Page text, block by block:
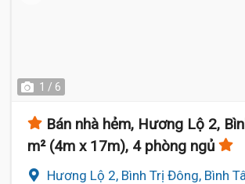
1 / 6
Bán nhà hẻm, Hương Lộ 2,
m² (4m x 17m), 4 phòng ngủ
Hương Lộ 2, Bình Trị Đông, Bình